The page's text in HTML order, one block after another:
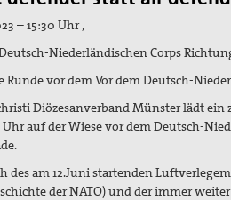
– 15:30 Uhr ,
Niederländischen Corps
Runde vor dem Vor dem Deutsch-
Diözesanverband Münster lädt ein
Uhr auf der Wiese vor dem Deutsch-
des am 12.Juni startenden
der NATO) und der immer